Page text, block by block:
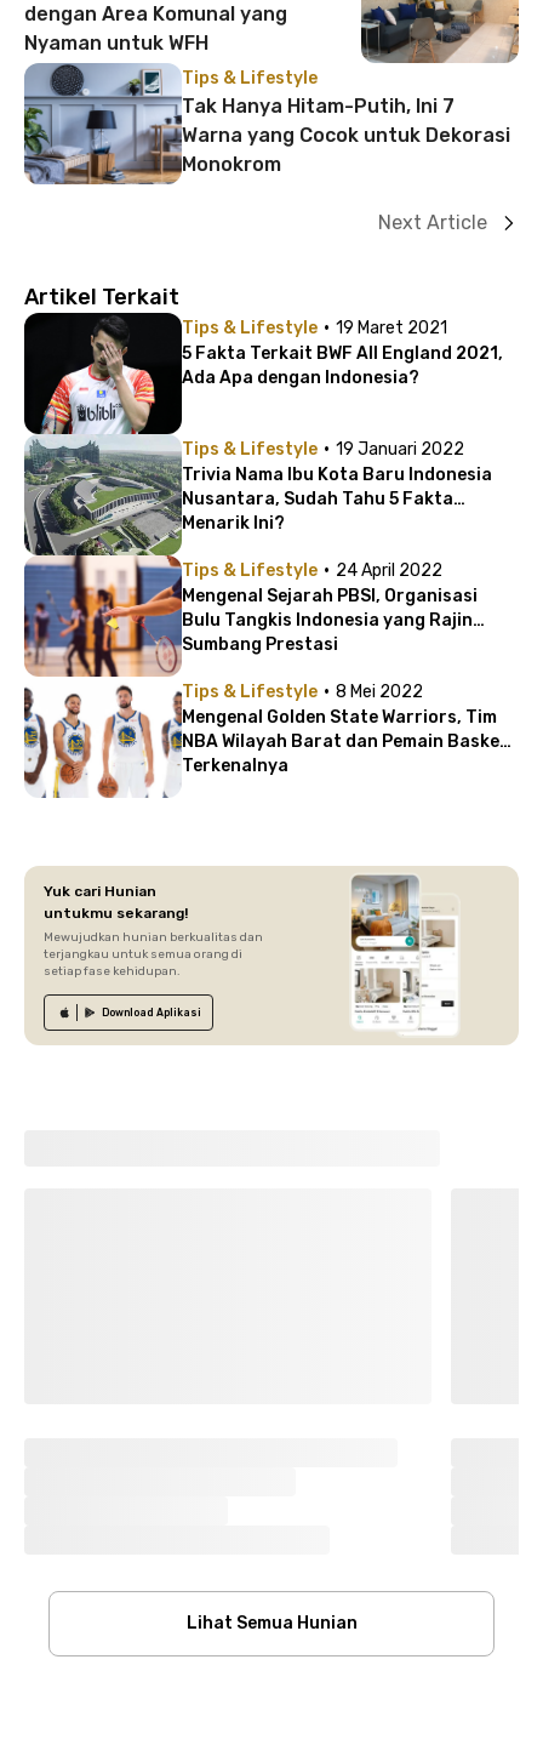
dengan Area Komunal yang
Nyaman untuk WFH
Tips & Lifestyle
Tak Hanya Hitam-Putih, Ini 7
Warna yang Cocok untuk Dekorasi
Monokrom
Next Article
Artikel Terkait
Tips & Lifestyle · 19 Maret 2021
5 Fakta Terkait BWF All England 2021,
Ada Apa dengan Indonesia?
Tips & Lifestyle · 19 Januari 2022
Trivia Nama Ibu Kota Baru Indonesia
Nusantara, Sudah Tahu 5 Fakta
Menarik Ini?
Tips & Lifestyle · 24 April 2022
Mengenal Sejarah PBSI, Organisasi
Bulu Tangkis Indonesia yang Rajin
Sumbang Prestasi
Tips & Lifestyle · 8 Mei 2022
Mengenal Golden State Warriors, Tim
NBA Wilayah Barat dan Pemain Basket
Terkenalnya
Yuk cari Hunian
untukmu sekarang!
Mewujudkan hunian berkualitas dan
terjangkau untuk semua orang di
setiap fase kehidupan.
Download Aplikasi
Lihat Semua Hunian